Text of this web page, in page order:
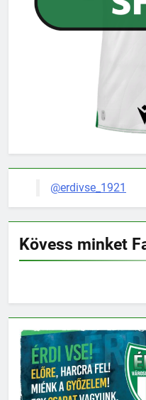
@erdivse_1921
Kövess minket